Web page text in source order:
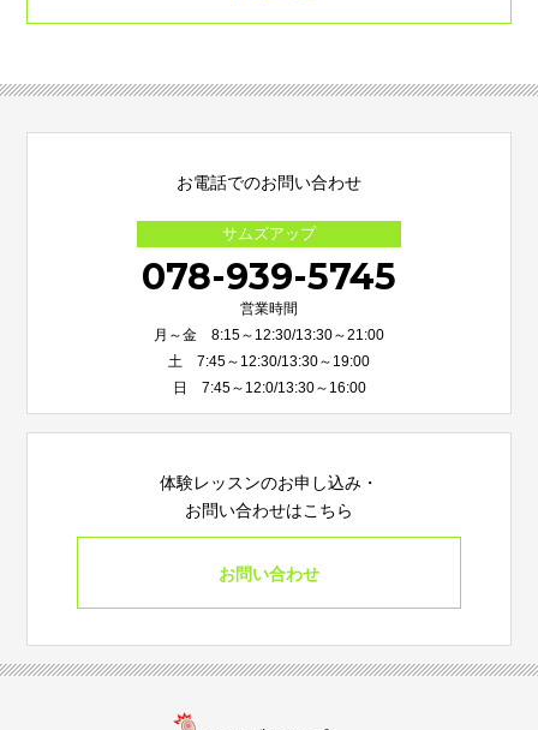
お電話でのお問い合わせ
サムズアップ
078-939-5745
営業時間
月～金 8:15～12:30/13:30～21:00
土 7:45～12:30/13:30～19:00
日 7:45～12:0/13:30～16:00
体験レッスンのお申し込み・
お問い合わせはこちら
お問い合わせ